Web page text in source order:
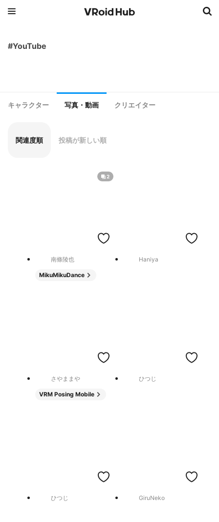
#YouTube
キャラクター 写真・動画 クリエイター
関連度順 投稿が新しい順
2
南條陵也
MikuMikuDance
Haniya
さやままや
VRM Posing Mobile
ひつじ
ひつじ GiruNeko